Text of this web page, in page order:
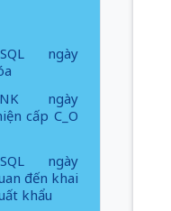
ngày
ngày
cấp C_O
ngày
đến khai
khẩu